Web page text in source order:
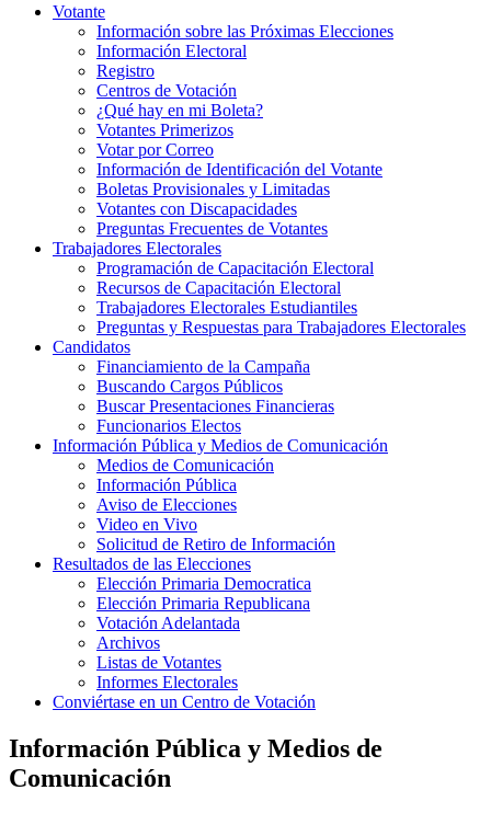
Votante
Información sobre las Próximas Elecciones
Información Electoral
Registro
Centros de Votación
¿Qué hay en mi Boleta?
Votantes Primerizos
Votar por Correo
Información de Identificación del Votante
Boletas Provisionales y Limitadas
Votantes con Discapacidades
Preguntas Frecuentes de Votantes
Trabajadores Electorales
Programación de Capacitación Electoral
Recursos de Capacitación Electoral
Trabajadores Electorales Estudiantiles
Preguntas y Respuestas para Trabajadores Electorales
Candidatos
Financiamiento de la Campaña
Buscando Cargos Públicos
Buscar Presentaciones Financieras
Funcionarios Electos
Información Pública y Medios de Comunicación
Medios de Comunicación
Información Pública
Aviso de Elecciones
Video en Vivo
Solicitud de Retiro de Información
Resultados de las Elecciones
Elección Primaria Democratica
Elección Primaria Republicana
Votación Adelantada
Archivos
Listas de Votantes
Informes Electorales
Conviértase en un Centro de Votación
Información Pública y Medios de
Comunicación